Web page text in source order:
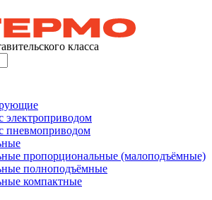
класса
пневмоприводом
пропорциональные (малоподъёмные)
полноподъёмные
компактные